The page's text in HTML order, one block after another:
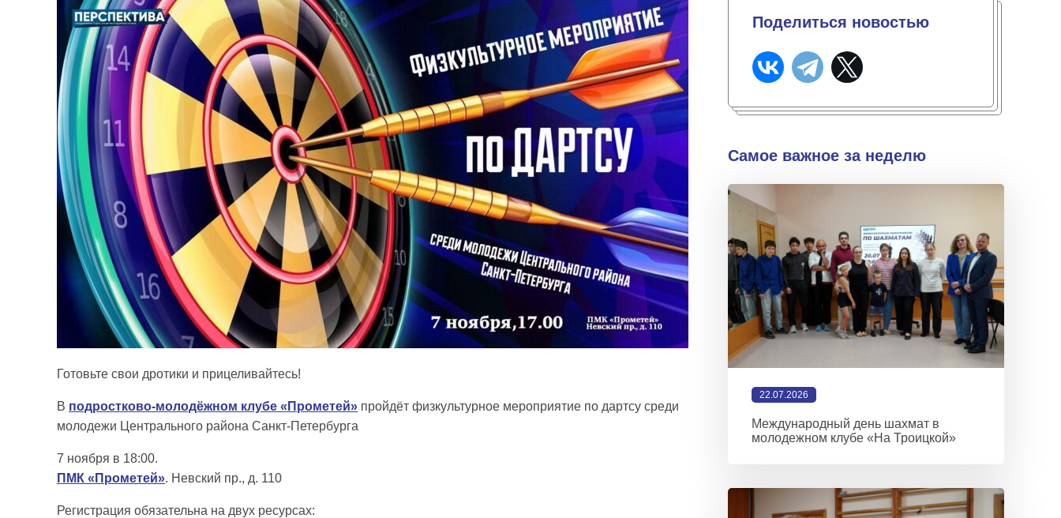
Готовьте свои дротики и прицеливайтесь!
В подростково-молодёжном клубе «Прометей» пройдёт физкультурное мероприятие по дартсу среди
молодежи Центрального района Санкт-Петербурга
7 ноября в 18:00.
ПМК «Прометей». Невский пр., д. 110
Регистрация обязательна на двух ресурсах:
Поделиться новостью
Самое важное за неделю
22.07.2026
Международный день шахмат в
молодежном клубе «На Троицкой»